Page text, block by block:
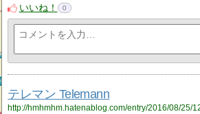
いいね！
0
テレマン Telemann